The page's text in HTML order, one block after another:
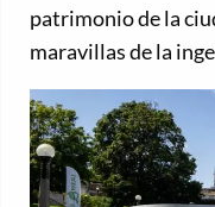
patrimonio de la
maravillas de la